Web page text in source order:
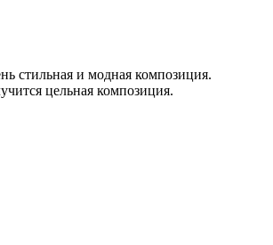
стильная и модная композиция.
цельная композиция.